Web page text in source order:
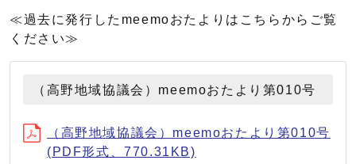
≪過去に発行したmeemoおたよりはこちらからご覧
ください≫
（高野地域協議会）meemoおたより第010号
（高野地域協議会）meemoおたより第010号
(PDF形式、770.31KB)